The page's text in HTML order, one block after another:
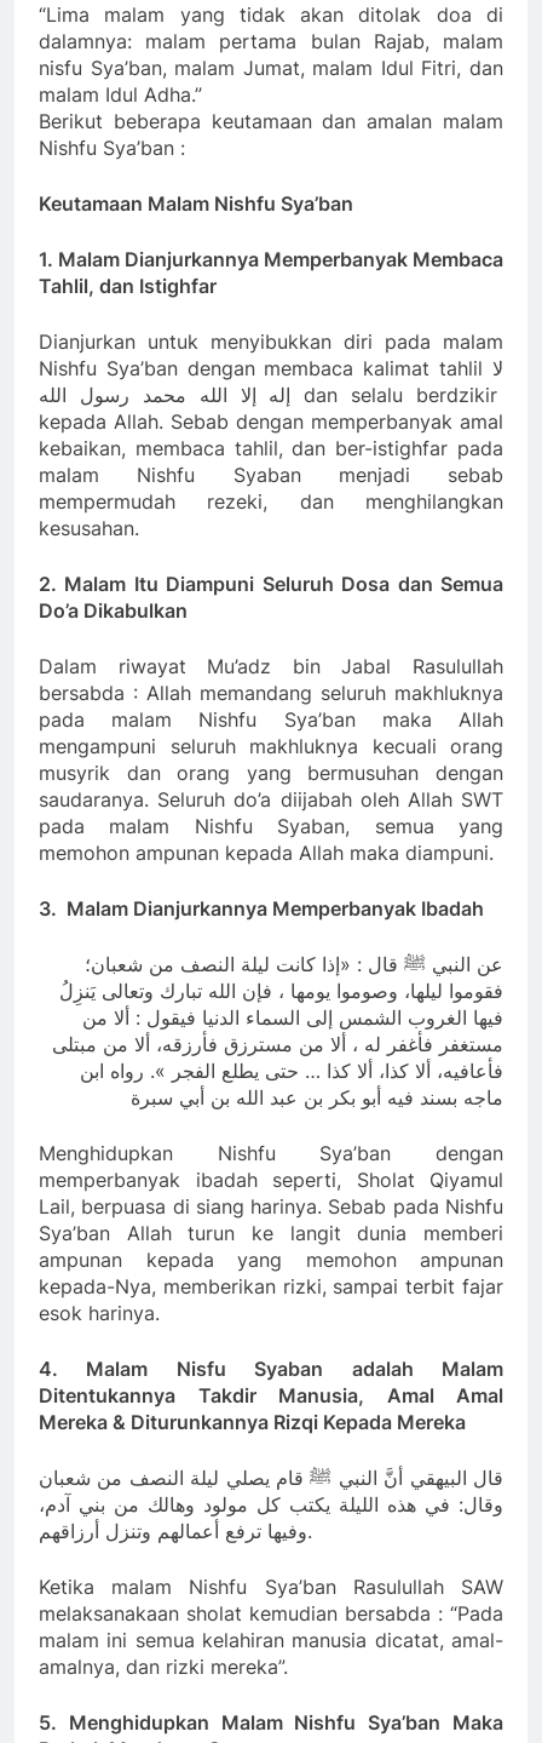
“Lima malam yang tidak akan ditolak doa di
dalamnya: malam pertama bulan Rajab, malam
nisfu Sya’ban, malam Jumat, malam Idul Fitri, dan
malam Idul Adha.”
Berikut beberapa keutamaan dan amalan malam
Nishfu Sya’ban :
Keutamaan Malam Nishfu Sya’ban
1. Malam Dianjurkannya Memperbanyak Membaca
Tahlil, dan Istighfar
Dianjurkan untuk menyibukkan diri pada malam
Nishfu Sya’ban dengan membaca kalimat tahlil لا
إله إلا الله محمد رسول الله dan selalu berdzikir
kepada Allah. Sebab dengan memperbanyak amal
kebaikan, membaca tahlil, dan ber-istighfar pada
malam Nishfu Syaban menjadi sebab
mempermudah rezeki, dan menghilangkan
kesusahan.
2. Malam Itu Diampuni Seluruh Dosa dan Semua
Do’a Dikabulkan
Dalam riwayat Mu’adz bin Jabal Rasulullah
bersabda : Allah memandang seluruh makhluknya
pada malam Nishfu Sya’ban maka Allah
mengampuni seluruh makhluknya kecuali orang
musyrik dan orang yang bermusuhan dengan
saudaranya. Seluruh do’a diijabah oleh Allah SWT
pada malam Nishfu Syaban, semua yang
memohon ampunan kepada Allah maka diampuni.
3. Malam Dianjurkannya Memperbanyak Ibadah
عن النبي ﷺ قال : «إذا كانت ليلة النصف من شعبان؛
فقوموا ليلها، وصوموا يومها ، فإن الله تبارك وتعالى يَنزِلُ
فيها الغروب الشمس إلى السماء الدنيا فيقول : ألا من
مستغفر فأغفر له ، ألا من مسترزق فأرزقه، ألا من مبتلى
فأعافيه، ألا كذا، ألا كذا … حتى يطلع الفجر ». رواه ابن
ماجه بسند فيه أبو بكر بن عبد الله بن أبي سبرة
Menghidupkan Nishfu Sya’ban dengan
memperbanyak ibadah seperti, Sholat Qiyamul
Lail, berpuasa di siang harinya. Sebab pada Nishfu
Sya’ban Allah turun ke langit dunia memberi
ampunan kepada yang memohon ampunan
kepada-Nya, memberikan rizki, sampai terbit fajar
esok harinya.
4. Malam Nisfu Syaban adalah Malam
Ditentukannya Takdir Manusia, Amal Amal
Mereka & Diturunkannya Rizqi Kepada Mereka
قال البيهقي أنَّ النبي ﷺ قام يصلي ليلة النصف من شعبان
وقال: في هذه الليلة يكتب كل مولود وهالك من بني آدم،
وفيها ترفع أعمالهم وتنزل أرزاقهم.
Ketika malam Nishfu Sya’ban Rasulullah SAW
melaksanakaan sholat kemudian bersabda : “Pada
malam ini semua kelahiran manusia dicatat, amal-
amalnya, dan rizki mereka”.
5. Menghidupkan Malam Nishfu Sya’ban Maka